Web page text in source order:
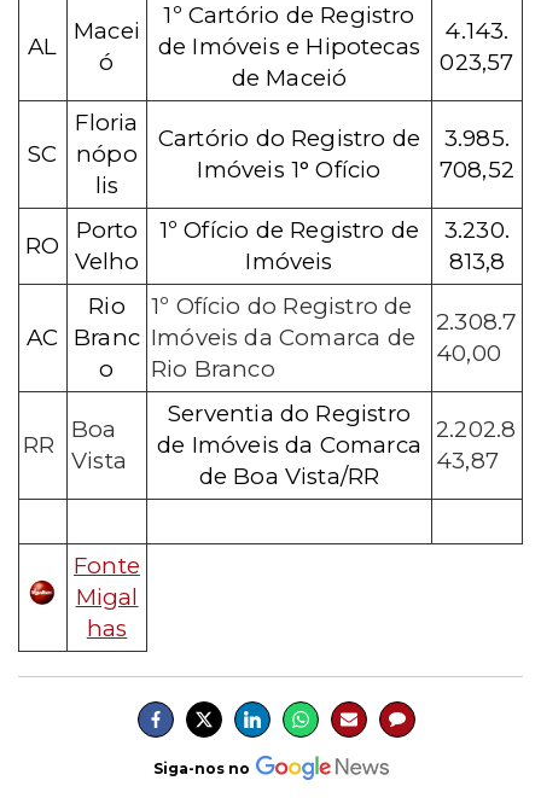
AL
Macei
ó
1º Cartório de Registro
de Imóveis e Hipotecas
de Maceió
4.143.
023,57
SC
Floria
nópo
lis
Cartório do Registro de
Imóveis 1° Ofício
3.985.
708,52
RO
Porto
Velho
1º Ofício de Registro de
Imóveis
3.230.
813,8
AC
Rio
Branc
o
1º Ofício do Registro de
Imóveis da Comarca de
Rio Branco
2.308.7
40,00
RR
Boa
Vista
Serventia do Registro
de Imóveis da Comarca
de Boa Vista/RR
2.202.8
43,87
Fonte
Migal
has
Siga-nos no